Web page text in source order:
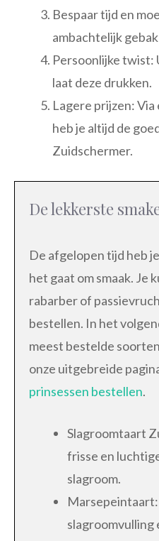
Bespaar tijd en
ambachtelijk
Persoonlijke twist:
laat deze drukken.
Lagere prijzen:
heb je altijd de
Zuidschermer.
De lekkerste
De afgelopen tijd heb
het gaat om smaak. Je
rabarber of
bestellen. In het
meest bestelde
onze uitgebreide
prinsessen bestellen.
Slagroomtaart
frisse en
slagroom.
slagroomvulling